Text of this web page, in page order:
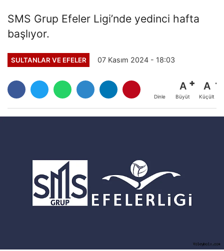
SMS Grup Efeler Ligi’nde yedinci hafta
başlıyor.
SULTANLAR VE EFELER 07 Kasım 2024 - 18:03
Dinle
A
Büyüt
A
Küçült